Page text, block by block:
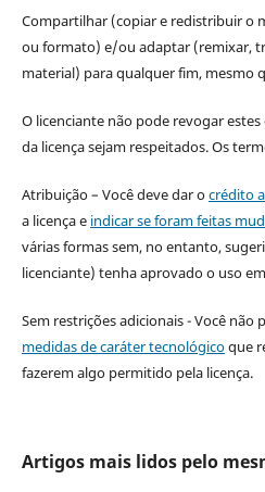
Compartilhar (copiar e redistribuir o
ou formato) e/ou adaptar (remixar,
material) para qualquer fim, mesmo
O licenciante não pode revogar
da licença sejam respeitados. Os
Atribuição – Você deve dar ocrédito
a licença e indicar se foram feitas
várias formas sem, no entanto,
licenciante) tenha aprovado o uso
Sem restrições adicionais - Você
medidas de caráter tecnológicoque
fazerem algo permitido pela licença.
Artigos mais lidos pelo